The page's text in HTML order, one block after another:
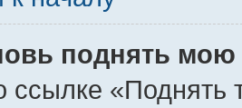
поднять мою
ссылке «Поднять